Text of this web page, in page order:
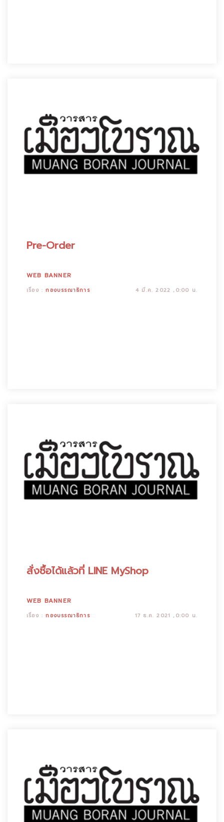
Pre-Order
WEB BANNER
เรื่อง :กองบรรณาธิการ 4 มี.ค. 2022 ,0:00 น.
สั่งซื้อได้แล้วที่ LINE MyShop
WEB BANNER
เรื่อง :กองบรรณาธิการ 17 ธ.ค. 2021 ,0:00 น.